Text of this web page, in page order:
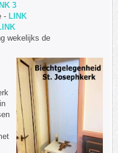
3
- LINK
wekelijks de